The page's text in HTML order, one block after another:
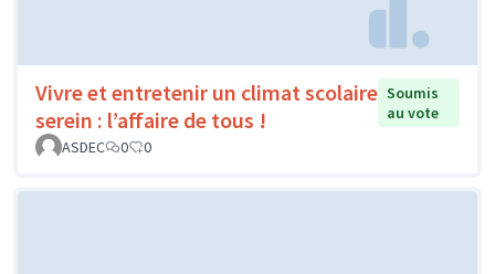
Vivre et entretenir un climat scolaire
serein : l’affaire de tous !
Soumis
au vote
ASDEC
0 0